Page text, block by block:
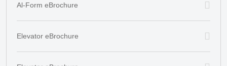
Al-Form eBrochure
Elevator eBrochure